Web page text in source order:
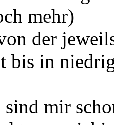
mehr)
der
bis in
mir